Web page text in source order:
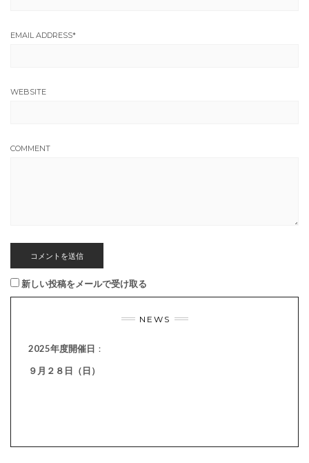
EMAIL ADDRESS*
WEBSITE
COMMENT
新しい投稿をメールで受け取る
NEWS
2025年度開催日 ：
９月２８日（日）